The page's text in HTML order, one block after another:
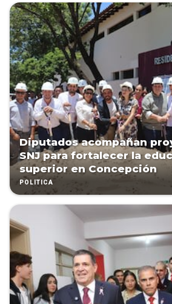
Diputados acompañan
SNJ para fortalecer la
superior en Concepción
POLÍTICA